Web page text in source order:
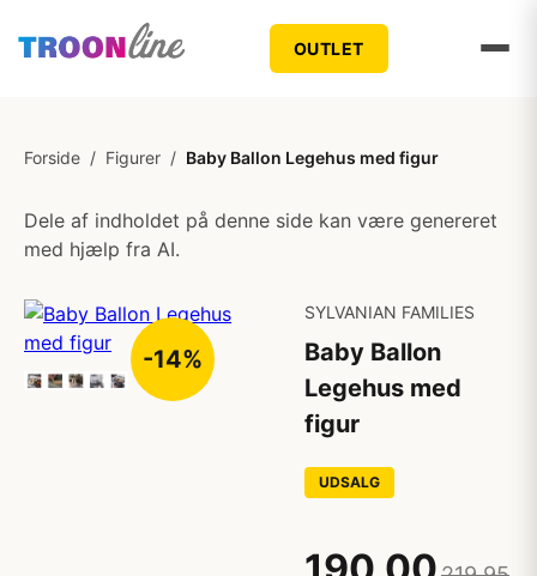
OUTLET
Forside / Figurer / Baby Ballon Legehus med figur
Dele af indholdet på denne side kan være genereret
med hjælp fra AI.
-14%
SYLVANIAN FAMILIES
Baby Ballon
Legehus med
figur
UDSALG